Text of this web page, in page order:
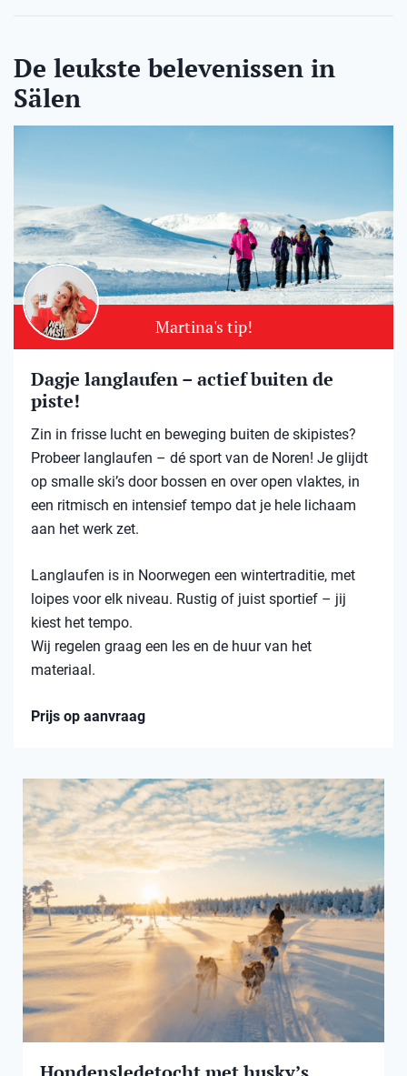
De leukste belevenissen in
Sälen
Martina's tip!
Dagje langlaufen – actief buiten de
piste!
Zin in frisse lucht en beweging buiten de skipistes?
Probeer langlaufen – dé sport van de Noren! Je glijdt
op smalle ski’s door bossen en over open vlaktes, in
een ritmisch en intensief tempo dat je hele lichaam
aan het werk zet.
Langlaufen is in Noorwegen een wintertraditie, met
loipes voor elk niveau. Rustig of juist sportief – jij
kiest het tempo.
Wij regelen graag een les en de huur van het
materiaal.
Prijs op aanvraag